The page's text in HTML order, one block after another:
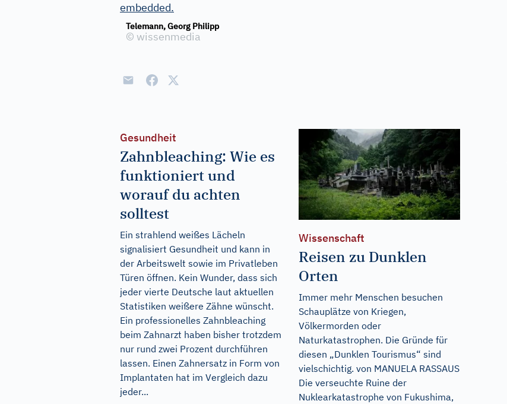
embedded.
Telemann, Georg Philipp
© wissenmedia
Gesundheit
Zahnbleaching: Wie es
funktioniert und
worauf du achten
solltest
Ein strahlend weißes Lächeln
signalisiert Gesundheit und kann in
der Arbeitswelt sowie im Privatleben
Türen öffnen. Kein Wunder, dass sich
jeder vierte Deutsche laut aktuellen
Statistiken weißere Zähne wünscht.
Ein professionelles Zahnbleaching
beim Zahnarzt haben bisher trotzdem
nur rund zwei Prozent durchführen
lassen. Einen Zahnersatz in Form von
Implantaten hat im Vergleich dazu
jeder...
Wissenschaft
Reisen zu Dunklen
Orten
Immer mehr Menschen besuchen
Schauplätze von Kriegen,
Völkermorden oder
Naturkatastrophen. Die Gründe für
diesen „Dunklen Tourismus“ sind
vielschichtig. von MANUELA RASSAUS
Die verseuchte Ruine der
Nuklearkatastrophe von Fukushima,